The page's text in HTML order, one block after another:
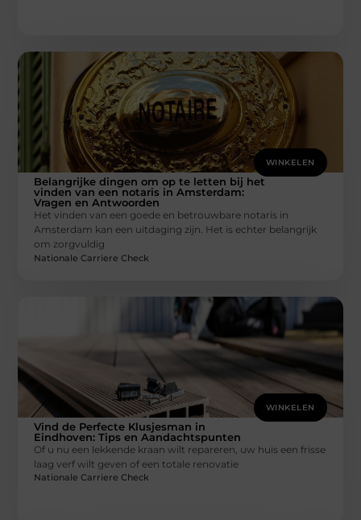
WINKELEN
Belangrijke dingen om op te letten bij het
vinden van een notaris in Amsterdam:
Vragen en Antwoorden
Het vinden van een goede en betrouwbare notaris in
Amsterdam kan een uitdaging zijn. Het is echter belangrijk
om zorgvuldig
Nationale Carriere Check
WINKELEN
Vind de Perfecte Klusjesman in
Eindhoven: Tips en Aandachtspunten
Of u nu een lekkende kraan wilt repareren, uw huis een frisse
laag verf wilt geven of een totale renovatie
Nationale Carriere Check